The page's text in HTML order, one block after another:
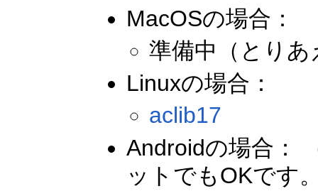
MacOSの場合：
準備中（とりあ
Linuxの場合：
aclib17
Androidの場合：
ットでもOKです